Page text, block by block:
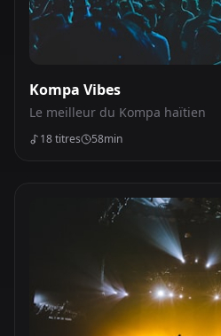
Kompa Vibes
Le meilleur du Kompa haïtien
18titres 58min